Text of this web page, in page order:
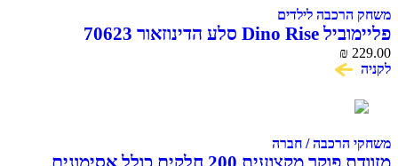
משחק הרכבה לילדים
פליימוביל Dino Rise סלע הדינוזאור 70623
₪ 229.00
לקניה
משחקי הרכבה / חברה